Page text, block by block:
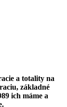
a totality na
základné
ich máme a